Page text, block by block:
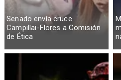
Senado envía cruce
Campillai-Flores a Comisión
de Ética